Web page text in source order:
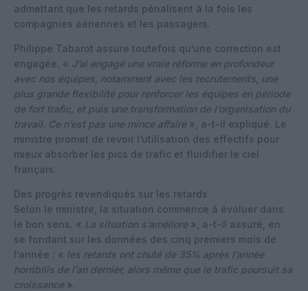
admettant que les retards pénalisent à la fois les
compagnies aériennes et les passagers.
Philippe Tabarot assure toutefois qu’une correction est
engagée. « J’ai engagé une vraie réforme en profondeur
avec nos équipes, notamment avec les recrutements, une
plus grande flexibilité pour renforcer les équipes en période
de fort trafic, et puis une transformation de l’organisation du
travail. Ce n’est pas une mince affaire », a-t-il expliqué. Le
ministre promet de revoir l’utilisation des effectifs pour
mieux absorber les pics de trafic et fluidifier le ciel
français.
Des progrès revendiqués sur les retards
Selon le ministre, la situation commence à évoluer dans
le bon sens. « La situation s’améliore », a-t-il assuré, en
se fondant sur les données des cinq premiers mois de
l’année : « les retards ont chuté de 35% après l’année
horribilis de l’an dernier, alors même que le trafic poursuit sa
croissance ».